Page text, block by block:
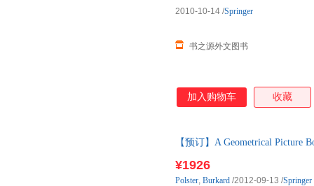
书之源外文图书
2010-10-14 /Springer
加入购物车 收藏
【预订】A Geometrical Picture
¥1926
Polster, Burkard /2012-09-13 /Springer